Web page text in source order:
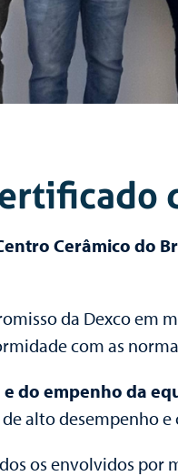
Cerâmico do
da Dexco em
com as
do empenho da
alto desempenho
os envolvidos por